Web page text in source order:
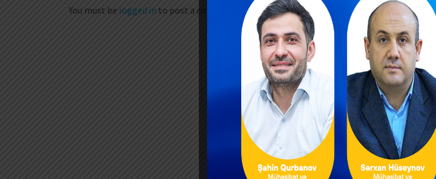
You must be logged in to post a comment.